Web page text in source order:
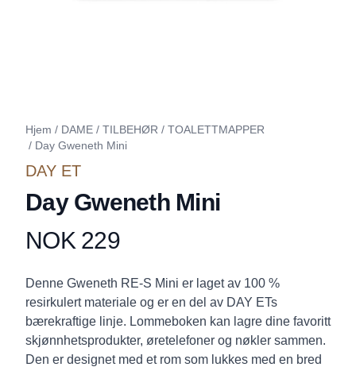
Hjem / DAME / TILBEHØR / TOALETTMAPPER
/ Day Gweneth Mini
DAY ET
Day Gweneth Mini
Produktdetaljer
NOK 229
Description
Denne Gweneth RE-S Mini er laget av 100 %
resirkulert materiale og er en del av DAY ETs
bærekraftige linje. Lommeboken kan lagre dine favoritt
skjønnhetsprodukter, øretelefoner og nøkler sammen.
Den er designet med et rom som lukkes med en bred